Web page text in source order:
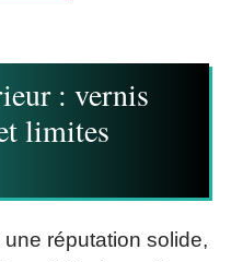
: vernis
limites
réputation solide,